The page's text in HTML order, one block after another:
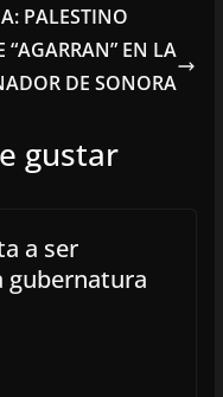
PALESTINO
“AGARRAN” EN LA
DE SONORA
gustar
a ser
gubernatura